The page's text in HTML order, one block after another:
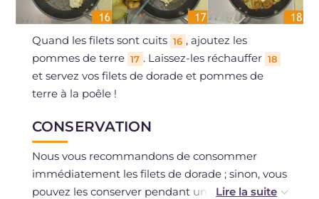
Quand les filets sont cuits 16 , ajoutez les
pommes de terre 17 . Laissez-les réchauffer 18
et servez vos filets de dorade et pommes de
terre à la poêle !
CONSERVATION
Nous vous recommandons de consommer
immédiatement les filets de dorade ; sinon, vous
pouvez les conserver pendant un jour au